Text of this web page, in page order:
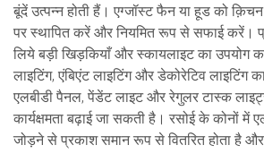
बूंदें उत्पन्न होती हैं। एग्जॉस्ट फैन या हूड को
पर स्थापित करें और नियमित रूप से सफाई करें।
लिये बड़ी खिड़कियाँ और स्कायलाइट का उपयोग
लाइटिंग, एंबिएंट लाइटिंग और डेकोरेटिव लाइटिंग
एलबीडी पैनल, पेंडेंट लाइट और रेगुलर टास्क
कार्यक्षमता बढ़ाई जा सकती है। रसोई के कोनों में
जोड़ने से प्रकाश समान रूप से वितरित होता है और